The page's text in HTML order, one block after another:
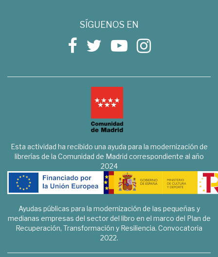
SÍGUENOS EN
Esta actividad ha recibido una ayuda para la modernización de
librerías de la Comunidad de Madrid correspondiente al año
2024
Ayudas públicas para la modernización de las pequeñas y
medianas empresas del sector del libro en el marco del Plan de
Recuperación, Transformación y Resiliencia. Convocatoria
2022.